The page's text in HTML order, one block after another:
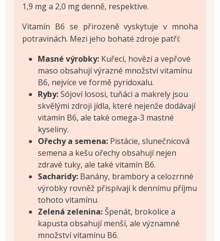
1,9 mg a 2,0 mg denně, respektive.
Vitamín B6 se přirozeně vyskytuje v mnoha
potravinách. Mezi jeho bohaté zdroje patří:
Masné výrobky: Kuřecí, hovězí a vepřové
maso obsahují výrazné množství vitamínu
B6, nejvíce ve formě pyridoxalu.
Ryby:Sójoví lososi, tuňáci a makrely jsou
skvělými zdroji jídla, které nejenže dodávají
vitamín B6, ale také omega-3 mastné
kyseliny.
Ořechy a semena: Pistácie, slunečnicová
semena a kešu ořechy obsahují nejen
zdravé tuky, ale také vitamín B6.
Sacharidy: Banány, brambory a celozrnné
výrobky rovněž přispívají k dennímu příjmu
tohoto vitamínu.
Zelená zelenina: Špenát, brokolice a
kapusta obsahují menší, ale významné
množství vitamínu B6.